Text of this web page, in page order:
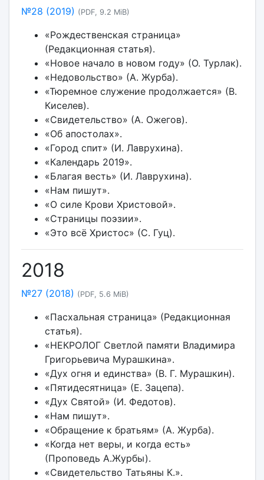
№28 (2019) (PDF, 9.2 MiB)
«Рождественская страница»
(Редакционная статья).
«Новое начало в новом году» (О. Турлак).
«Недовольство» (А. Журба).
«Тюремное служение продолжается» (В.
Киселев).
«Свидетельство» (А. Ожегов).
«Об апостолах».
«Город спит» (И. Лаврухина).
«Календарь 2019».
«Благая весть» (И. Лаврухина).
«Нам пишут».
«О силе Крови Христовой».
«Страницы поэзии».
«Это всё Христос» (С. Гуц).
2018
№27 (2018) (PDF, 5.6 MiB)
«Пасхальная страница» (Редакционная
статья).
«НЕКРОЛОГ Светлой памяти Владимира
Григорьевича Мурашкина».
«Дух огня и единства» (В. Г. Мурашкин).
«Пятидесятница» (Е. Зацепа).
«Дух Святой» (И. Федотов).
«Нам пишут».
«Обращение к братьям» (А. Журба).
«Когда нет веры, и когда есть»
(Проповедь А.Журбы).
«Свидетельство Татьяны К.».